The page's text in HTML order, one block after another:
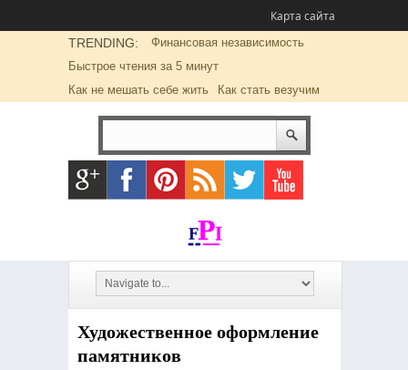
Карта сайта
TRENDING:
Финансовая независимость
Быстрое чтения за 5 минут
Как не мешать себе жить
Как стать везучим
Художественное оформление
памятников